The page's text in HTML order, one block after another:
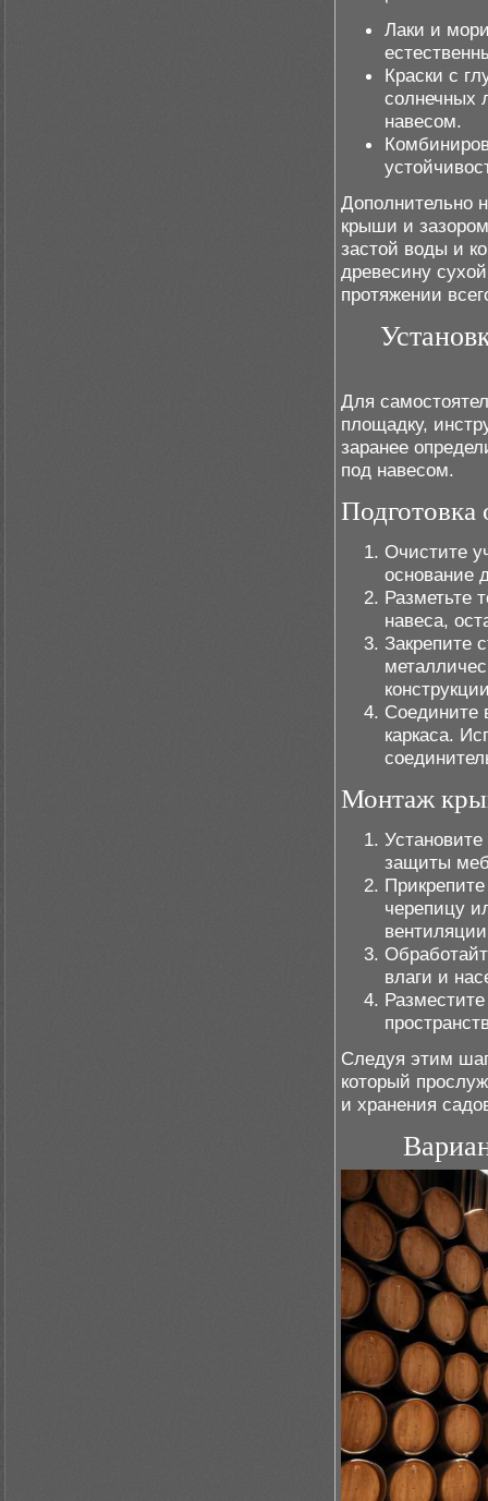
Лаки и
Краски с
солнечных
навесом.
Дополнительно
крыши и
застой воды и
древесину
протяжении
Для
площадку,
заранее
под навесом.
Подготовка
Очистите
основание
Разметьте
навеса,
Закрепите
Соедините
каркаса.
Монтаж
защиты
черепицу
влаги и
Следуя этим
который
и хранения